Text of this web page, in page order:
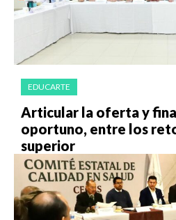
EDUCARTE
Articular la oferta y
oportuno, entre los
superior